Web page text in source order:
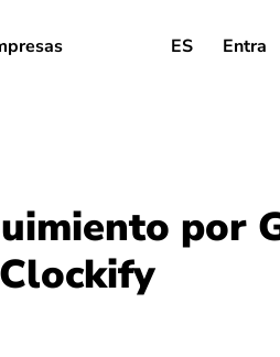
ES Entra
por